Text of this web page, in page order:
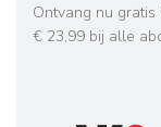
Ontvang nu gratis
€ 23,99 bij alle